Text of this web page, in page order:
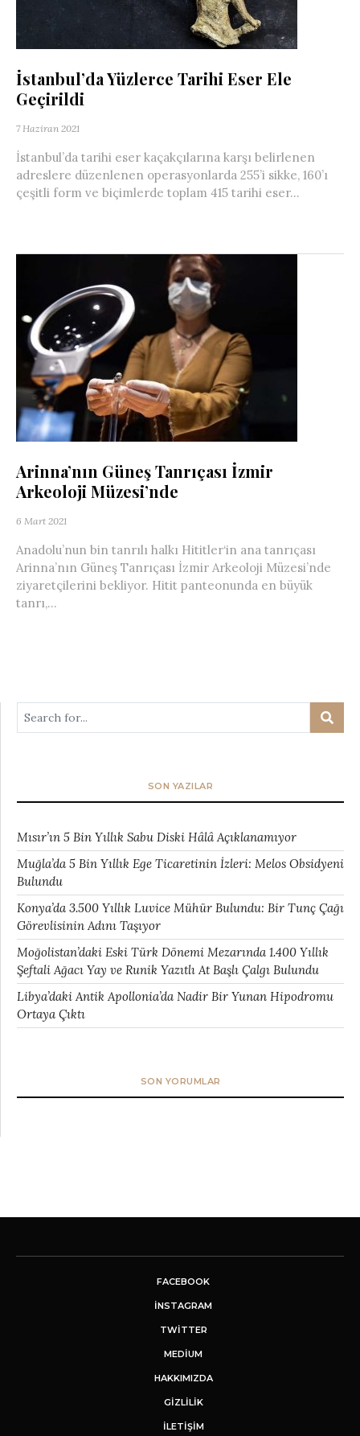
İstanbul’da Yüzlerce Tarihi Eser Ele
Geçirildi
7 Haziran 2021
İstanbul’da tarihi eser kaçakçılarına karşı belirlenen
adreslere düzenlenen operasyonlarda 255’i sikke, 160’ı
çeşitli form ve biçimlerde toplam 415 tarihi eser...
Arinna’nın Güneş Tanrıçası İzmir
Arkeoloji Müzesi’nde
6 Mart 2021
Anadolu’nun bin tanrılı halkı Hititler‘in ana tanrıçası
Arinna’nın Güneş Tanrıçası İzmir Arkeoloji Müzesi’nde
ziyaretçilerini bekliyor. Hitit panteonunda en büyük
tanrı,...
SON YAZILAR
Mısır’ın 5 Bin Yıllık Sabu Diski Hâlâ Açıklanamıyor
Muğla’da 5 Bin Yıllık Ege Ticaretinin İzleri: Melos Obsidyeni
Bulundu
Konya’da 3.500 Yıllık Luvice Mühür Bulundu: Bir Tunç Çağı
Görevlisinin Adını Taşıyor
Moğolistan’daki Eski Türk Dönemi Mezarında 1.400 Yıllık
Şeftali Ağacı Yay ve Runik Yazıtlı At Başlı Çalgı Bulundu
Libya’daki Antik Apollonia’da Nadir Bir Yunan Hipodromu
Ortaya Çıktı
SON YORUMLAR
FACEBOOK
INSTAGRAM
TWITTER
MEDIUM
HAKKIMIZDA
GİZLİLİK
İLETIŞIM